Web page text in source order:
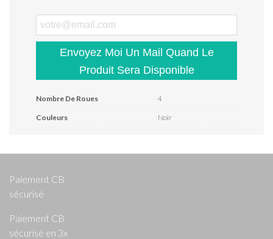
Envoyez Moi Un Mail Quand Le
Produit Sera Disponible
Nombre De Roues 4
Couleurs Noir
Paiement CB
sécurisé
Paiement CB
sécurisé en 3x